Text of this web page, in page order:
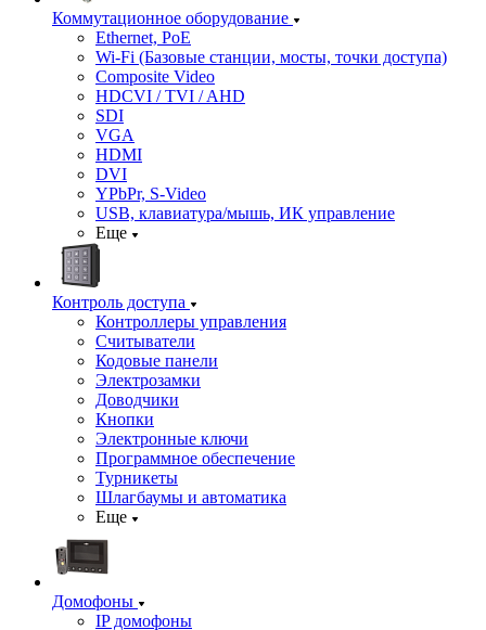
Коммутационное оборудование
Ethernet, PoE
Wi-Fi (Базовые станции, мосты, точки доступа)
Composite Video
HDCVI / TVI / AHD
SDI
VGA
HDMI
DVI
YPbPr, S-Video
USB, клавиатура/мышь, ИК управление
Еще
Контроль доступа
Контроллеры управления
Считыватели
Кодовые панели
Электрозамки
Доводчики
Кнопки
Электронные ключи
Программное обеспечение
Турникеты
Шлагбаумы и автоматика
Еще
Домофоны
IP домофоны